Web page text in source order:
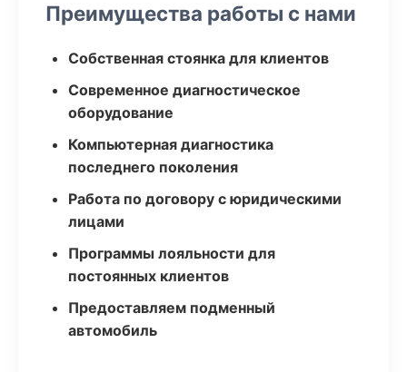
Преимущества работы с нами
Собственная стоянка для клиентов
Современное диагностическое
оборудование
Компьютерная диагностика
последнего поколения
Работа по договору с юридическими
лицами
Программы лояльности для
постоянных клиентов
Предоставляем подменный
автомобиль